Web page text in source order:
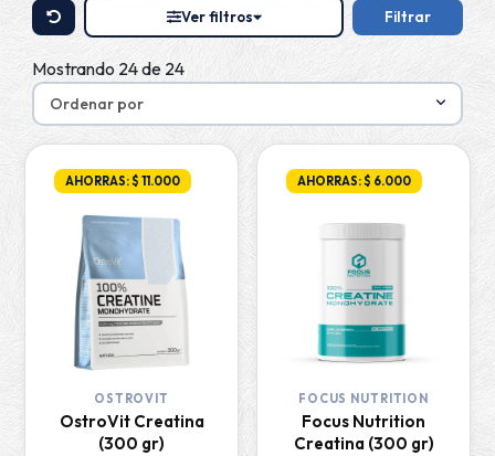
Ver filtros Filtrar
Mostrando 24 de 24
AHORRAS: $ 11.000
OSTROVIT
OstroVit Creatina
(300 gr)
AHORRAS: $ 6.000
FOCUS NUTRITION
Focus Nutrition
Creatina (300 gr)